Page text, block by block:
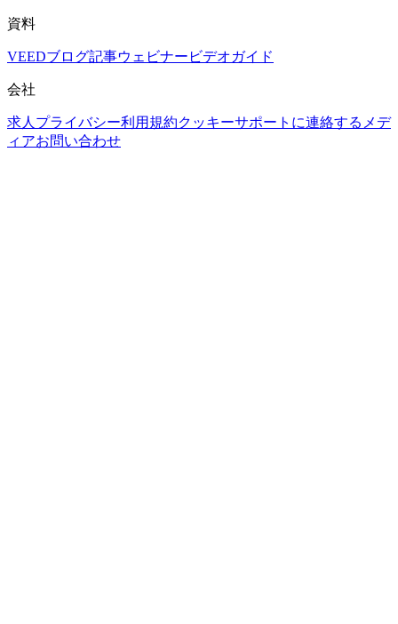
資料
VEEDブログ記事ウェビナー ビデオガイド
会社
求人 プライバシー利用規約クッキーサポートに連絡する メデ
ィアお問い合わせ